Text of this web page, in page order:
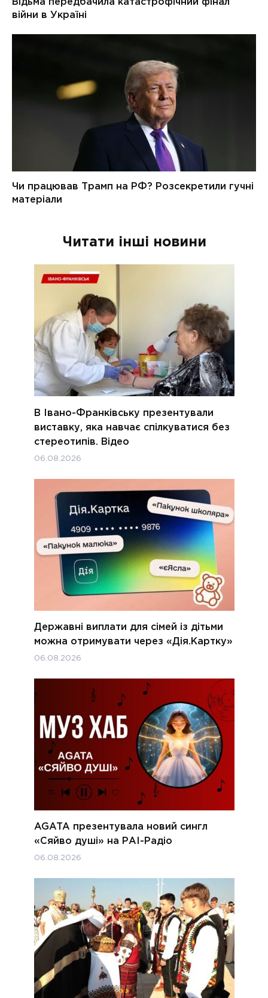
Читати інші новини
В Івано-Франківську презентували
виставку, яка навчає спілкуватися без
стереотипів. Відео
06.08.2026
Державні виплати для сімей із дітьми
можна отримувати через «Дія.Картку»
06.08.2026
AGATA презентувала новий сингл
«Сяйво душі» на РАІ-Радіо
06.08.2026